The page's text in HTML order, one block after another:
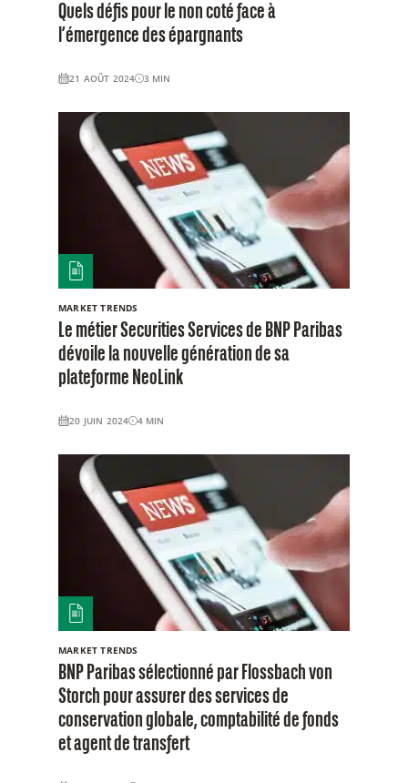
Quels défis pour le non coté face à
l’émergence des épargnants
21 AOÛT 2024 3 MIN
MARKET TRENDS
Le métier Securities Services de BNP Paribas
dévoile la nouvelle génération de sa
plateforme NeoLink
20 JUIN 2024 4 MIN
MARKET TRENDS
BNP Paribas sélectionné par Flossbach von
Storch pour assurer des services de
conservation globale, comptabilité de fonds
et agent de transfert